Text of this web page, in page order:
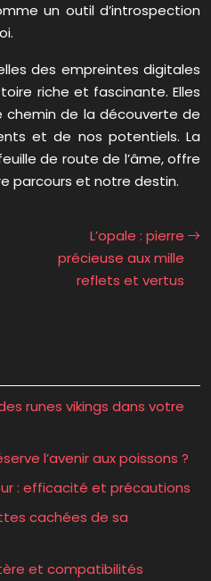
un outil d’introspection
des empreintes digitales
riche et fascinante. Elles
chemin de la découverte de
et de nos potentiels. La
de route de l’âme, offre
parcours et notre destin.
L’opale : pierre
précieuse aux mille
reflets et vertus
runes vikings dans votre
l’avenir aux poissons ?
: efficacité et précautions
cachées de sa
et compatibilités